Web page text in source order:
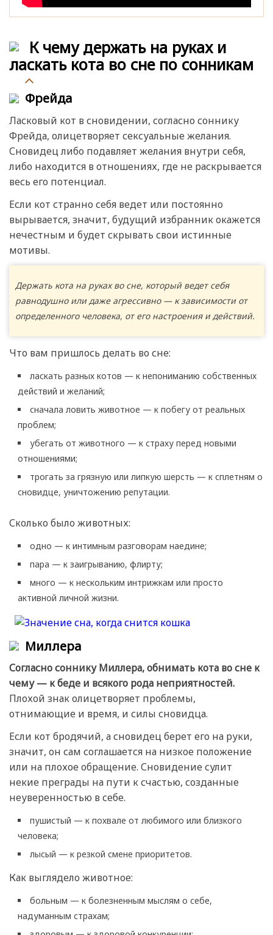
К чему держать на руках и
ласкать кота во сне по сонникам
Фрейда
Ласковый кот в сновидении, согласно соннику
Фрейда, олицетворяет сексуальные желания.
Сновидец либо подавляет желания внутри себя,
либо находится в отношениях, где не раскрывается
весь его потенциал.
Если кот странно себя ведет или постоянно
вырывается, значит, будущий избранник окажется
нечестным и будет скрывать свои истинные
мотивы.
Держать кота на руках во сне, который ведет себя
равнодушно или даже агрессивно — к зависимости от
определенного человека, от его настроения и действий.
Что вам пришлось делать во сне:
ласкать разных котов — к непониманию собственных
действий и желаний;
сначала ловить животное — к побегу от реальных
проблем;
убегать от животного — к страху перед новыми
отношениями;
трогать за грязную или липкую шерсть — к сплетням о
сновидце, уничтожению репутации.
Сколько было животных:
одно — к интимным разговорам наедине;
пара — к заигрыванию, флирту;
много — к нескольким интрижкам или просто
активной личной жизни.
Миллера
Согласно соннику Миллера, обнимать кота во сне к
чему — к беде и всякого рода неприятностей.
Плохой знак олицетворяет проблемы,
отнимающие и время, и силы сновидца.
Если кот бродячий, а сновидец берет его на руки,
значит, он сам соглашается на низкое положение
или на плохое обращение. Сновидение сулит
некие преграды на пути к счастью, созданные
неуверенностью в себе.
пушистый — к похвале от любимого или близкого
человека;
лысый — к резкой смене приоритетов.
Как выглядело животное:
больным — к болезненным мыслям о себе,
надуманным страхам;